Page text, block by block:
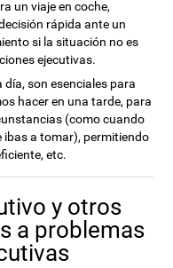
un viaje en coche,
rápida ante un
si la situación no es
ejecutivas.
son esenciales para
hacer en una tarde, para
(como cuando
ibas a tomar), permitiendo
etc.
y otros
a problemas